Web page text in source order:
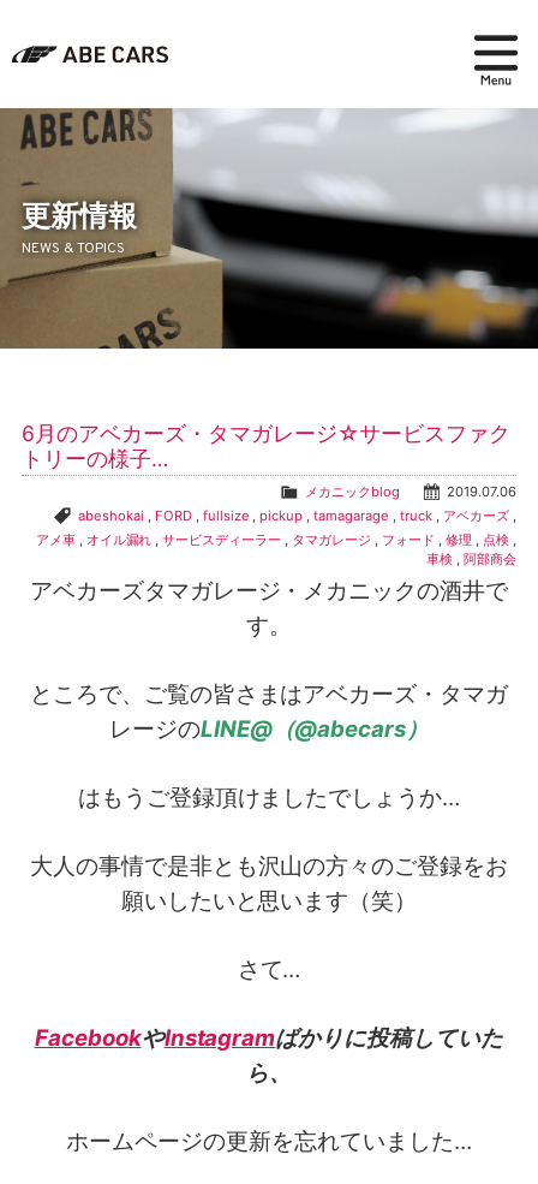
在庫検索
パーツ＆アクセサリー
アフターセールス
採用情報
更新情報
NEWS & TOPICS
6月のアベカーズ・タマガレージ☆サービスファク
トリーの様子…
2019.07.06
メカニックblog
abeshokai , FORD, fullsize ,pickup ,tamagarage ,truck , アベカーズ ,
アメ車, オイル漏れ ,サービスディーラー , タマガレージ , フォード ,修理 , 点検 ,
車検 ,阿部商会
アベカーズタマガレージ・メカニックの酒井で
す。
ところで、ご覧の皆さまはアベカーズ・タマガ
レージのLINE@（@abecars）
はもうご登録頂けましたでしょうか…
大人の事情で是非とも沢山の方々のご登録をお
願いしたいと思います（笑）
さて…
FacebookやInstagramばかりに投稿していた
ら、
ホームページの更新を忘れていました…